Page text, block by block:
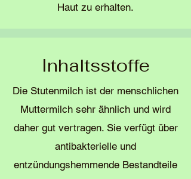
Haut zu erhalten.
Inhaltsstoffe
Die Stutenmilch ist der menschlichen
Muttermilch sehr ähnlich und wird
daher gut vertragen. Sie verfügt über
antibakterielle und
entzündungshemmende Bestandteile